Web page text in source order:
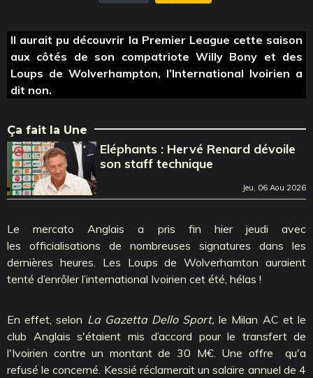
Il aurait pu découvrir la Premier League cette saison
aux côtés de son compatriote Willy Bony et des
Loups de Wolverhampton, l’International Ivoirien a
dit non.
Ça fait la Une
Eléphants : Hervé Renard dévoile
son staff technique
Jeu, 06 Aou 2026
Le mercato Anglais a pris fin hier jeudi avec
les officialisations de nombreuses signatures dans les
dernières heures. Les Loups de Wolverhamton auraient
tenté d’enrôler l’international Ivoirien cet été, hélas !
En effet, selon La Gazetta Dello Sport, le Milan AC et le
club Anglais s'étaient mis d’accord pour le transfert de
l'Ivoirien contre un montant de 30 M€. Une offre qu'a
refusé le concerné. Kessié réclamerait un salaire annuel de 4